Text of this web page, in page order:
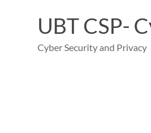
UBT CSP-
Cyber Security and Privacy